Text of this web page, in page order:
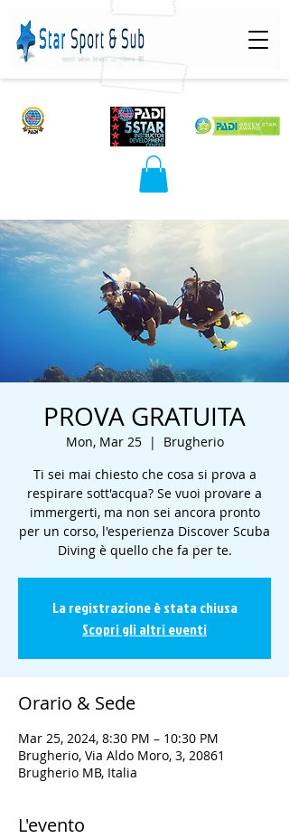
PROVA GRATUITA
Mon, Mar 25
  |
Brugherio
Ti sei mai chiesto che cosa si prova a
respirare sott'acqua? Se vuoi provare a
immergerti, ma non sei ancora pronto
per un corso, l'esperienza Discover Scuba
Diving è quello che fa per te.
La registrazione è stata chiusa
Scopri gli altri eventi
Orario & Sede
Mar 25, 2024, 8:30 PM – 10:30 PM
Brugherio, Via Aldo Moro, 3, 20861
Brugherio MB, Italia
L'evento